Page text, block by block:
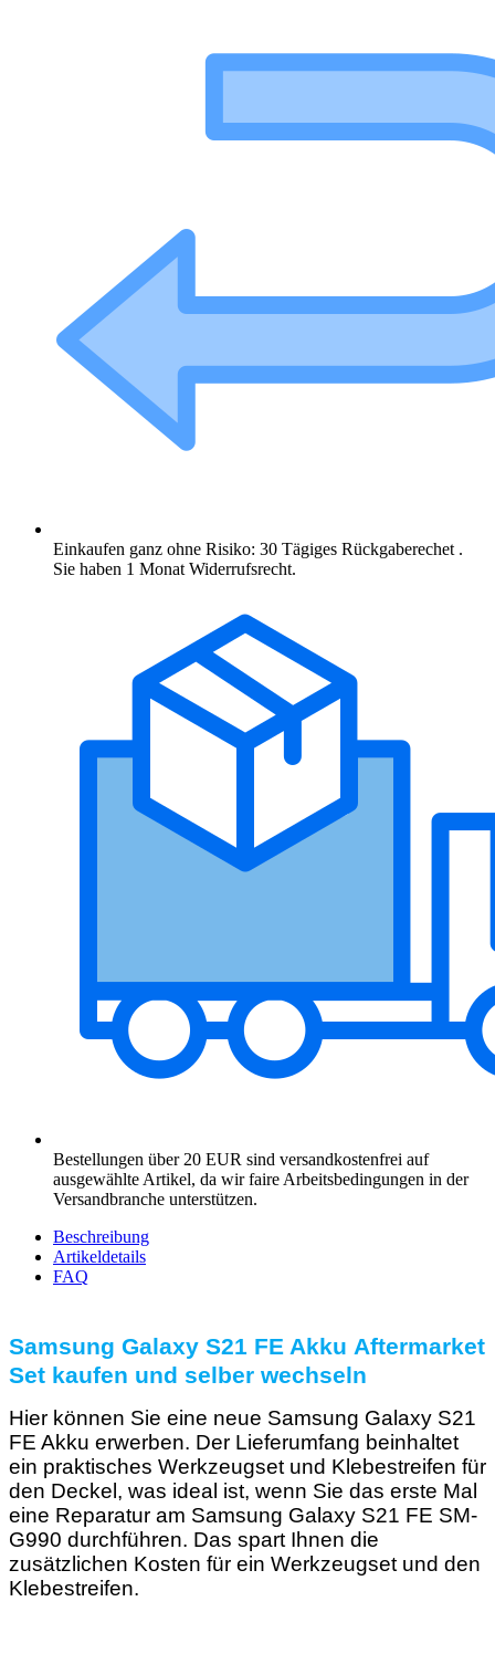
Einkaufen ganz ohne Risiko: 30 Tägiges Rückgaberechet .
Sie haben 1 Monat Widerrufsrecht.
Bestellungen über 20 EUR sind versandkostenfrei auf
ausgewählte Artikel, da wir faire Arbeitsbedingungen in der
Versandbranche unterstützen.
Beschreibung
Artikeldetails
FAQ
Samsung Galaxy S21 FE Akku Aftermarket
Set kaufen und selber wechseln
Hier können Sie eine neue Samsung Galaxy S21
FE Akku erwerben. Der Lieferumfang beinhaltet
ein praktisches Werkzeugset und Klebestreifen für
den Deckel, was ideal ist, wenn Sie das erste Mal
eine Reparatur am Samsung Galaxy S21 FE SM-
G990 durchführen. Das spart Ihnen die
zusätzlichen Kosten für ein Werkzeugset und den
Klebestreifen.